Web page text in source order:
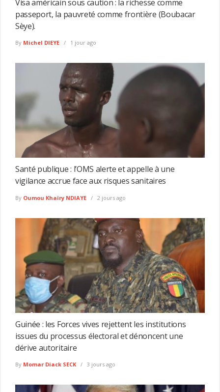
Visa américain sous caution : la richesse comme
passeport, la pauvreté comme frontière (Boubacar
Sèye).
By Michel DIEYE 1 jour ago
Santé publique : l’OMS alerte et appelle à une
vigilance accrue face aux risques sanitaires
By Oumou Khaïry NDIAYE 2 jours ago
Guinée : les Forces vives rejettent les institutions
issues du processus électoral et dénoncent une
dérive autoritaire
By Momar Diack SECK 3 jours ago